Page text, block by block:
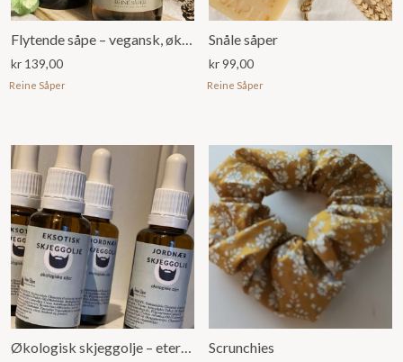
Flytende såpe – vegansk, økologiske oljer, naturlig duft
kr 139,00
Reine Såper
Snåle såper
kr99,00
Reine Såper
Scrunchies